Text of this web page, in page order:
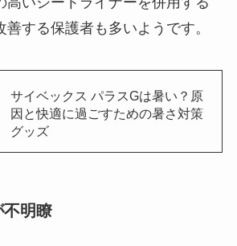
善する保護者も多いようです。
サイベックス パラスGは暑い？原
因と快適に過ごすための暑さ対策
グッズ
不明瞭